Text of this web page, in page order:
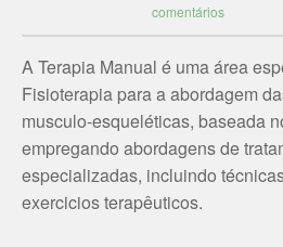
comentários
A Terapia Manual é uma área
Fisioterapia para a abordagem
musculo-esqueléticas, baseada
empregando abordagens de
especializadas, incluindo
exercicios terapêuticos.